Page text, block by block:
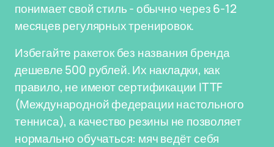
понимает свой стиль - обычно через 6-12
месяцев регулярных тренировок.
Избегайте ракеток без названия бренда
дешевле 500 рублей. Их накладки, как
правило, не имеют сертификации ITTF
(Международной федерации настольного
тенниса), а качество резины не позволяет
нормально обучаться: мяч ведёт себя